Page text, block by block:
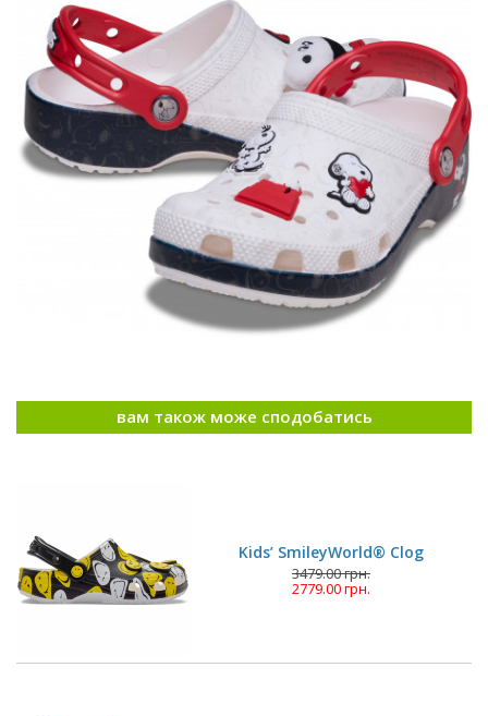
вам також може сподобатись
Kids’ SmileyWorld® Clog
3479.00 грн.
2779.00 грн.